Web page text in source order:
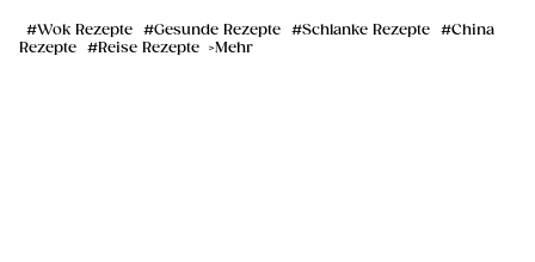
Wok Rezepte Gesunde Rezepte Schlanke Rezepte
China
Rezepte
Reise Rezepte Mehr